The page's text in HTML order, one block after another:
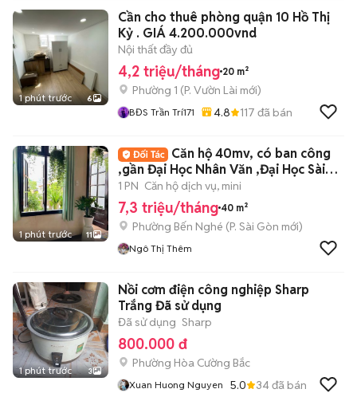
1 phút trước 6
Cần cho thuê phòng quận 10 Hồ Thị
Kỷ . GIÁ 4.200.000vnd
Nội thất đầy đủ
4,2 triệu/tháng 20 m²
Phường 1 (P. Vườn Lài mới)
BĐS Trần Trí171 4.8 117 đã bán
1 phút trước 11
Căn hộ 40mv, có ban công
,gần Đại Học Nhân Văn ,Đại Học Sài
Gòn Quận 1
1 PN Căn hộ dịch vụ, mini
7,3 triệu/tháng 40 m²
Phường Bến Nghé (P. Sài Gòn mới)
Ngô Thị Thêm
1 phút trước 3
Nồi cơm điện công nghiệp Sharp
Trắng Đã sử dụng
Đã sử dụng Sharp
800.000 đ
Phường Hòa Cường Bắc
Xuan Huong Nguyen 5.0 34đã bán